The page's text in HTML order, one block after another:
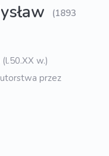
(1893
w.)
przez